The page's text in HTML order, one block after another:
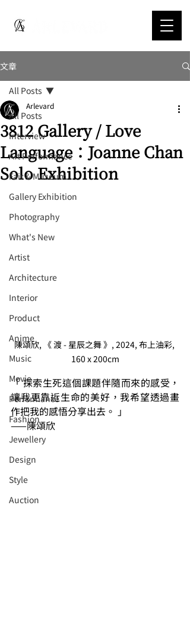
文章
All Posts
Interview
Art Performance
Fair & Museum
Gallery Exhibition
Photography
What's New
Artist
Architecture
Interior
⁠⁠Product
Anime
Music
⁠⁠Movie
⁠⁠Performance
⁠Fashion
⁠⁠Jewellery
Design
Style
Auction
All Posts
3812 Gallery / Love
Language：Joanne Chan
Solo Exhibition
Arlevard
陳頌欣, 《 渡 - 星辰之舞 》, 2024, 布上油彩,
160 x 200cm
「 探索生死這個課題伴隨而來的感受，
讓我更靠近生命的美好，我希望透過畫
作把我的感悟分享出去。 」
——陳頌欣